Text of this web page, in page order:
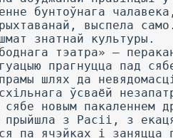
бунтоўнага
выспела
знатнай культуры.
тэатра» —
прагнуцца пад
шлях да
ўсваёй
сябе новым
прыйшла з Расіі, з
па ячэйках і заняцца